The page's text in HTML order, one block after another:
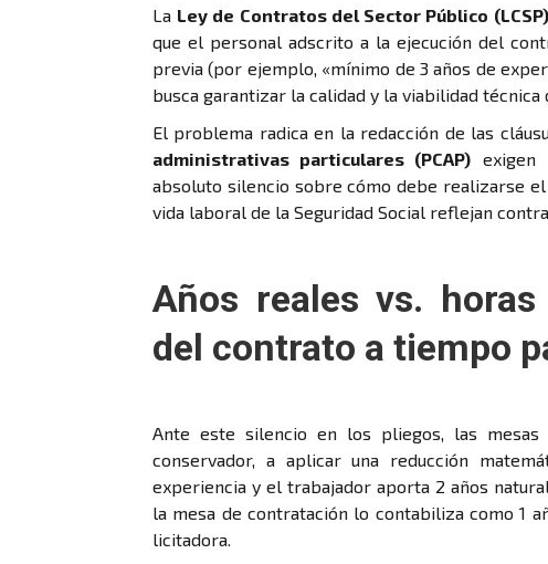
La Ley de Contratos del Sector Público (LCSP)
que el personal adscrito a la ejecución del
previa (por ejemplo, «mínimo de 3 años de
busca garantizar la calidad y la viabilidad
El problema radica en la redacción de las
administrativas particulares (PCAP) exigen
absoluto silencio sobre cómo debe realizarse
vida laboral de la Seguridad Social reflejan
Años reales vs.
del contrato a tiempo
Ante este silencio en los pliegos, las
conservador, a aplicar una reducción
experiencia y el trabajador aporta 2 años
la mesa de contratación lo contabiliza como 1
licitadora.